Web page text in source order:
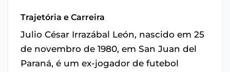
Trajetória e Carreira
Julio César Irrazábal León, nascido em 25
de novembro de 1980, em San Juan del
Paraná, é um ex-jogador de futebol